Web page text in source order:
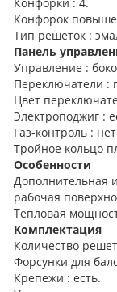
Конфорок
Тип решеток :
Панель
Управление :
Переключатели :
Цвет
Электроподжиг :
Газ-контроль :
Тройное кольцо
Особенности
Дополнительная
рабочая
Тепловая
Комплектация
Количество
Форсунки для
Крепежи : есть.